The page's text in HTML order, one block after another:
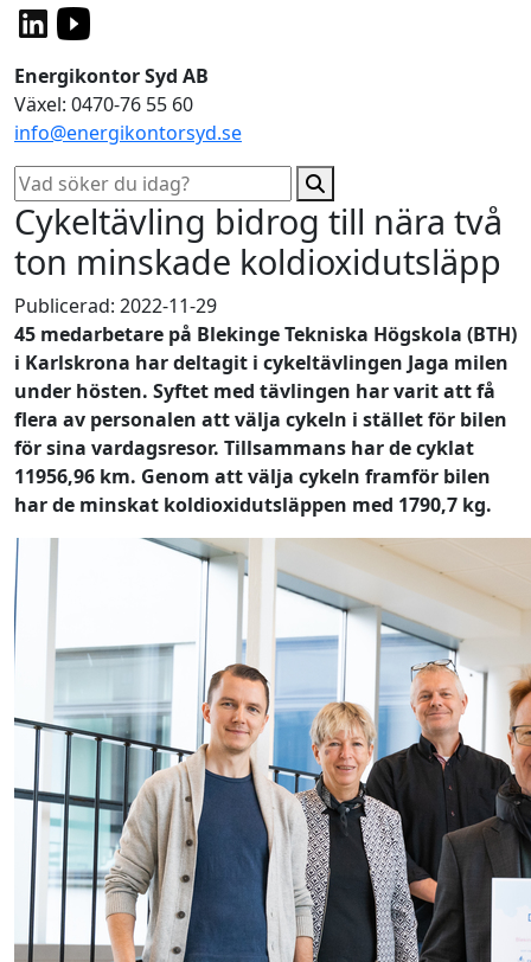
Energikontor Syd AB
Växel: 0470-76 55 60
info@energikontorsyd.se
Cykeltävling bidrog till nära två
ton minskade koldioxidutsläpp
Publicerad: 2022-11-29
45 medarbetare på Blekinge Tekniska Högskola (BTH)
i Karlskrona har deltagit i cykeltävlingen Jaga milen
under hösten. Syftet med tävlingen har varit att få
flera av personalen att välja cykeln i stället för bilen
för sina vardagsresor. Tillsammans har de cyklat
11956,96 km. Genom att välja cykeln framför bilen
har de minskat koldioxidutsläppen med 1790,7 kg.